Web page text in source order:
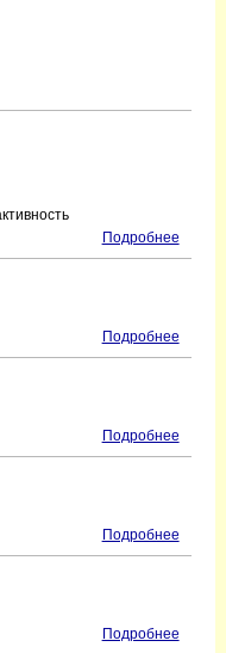
Подробнее
Подробнее
Подробнее
Подробнее
Подробнее